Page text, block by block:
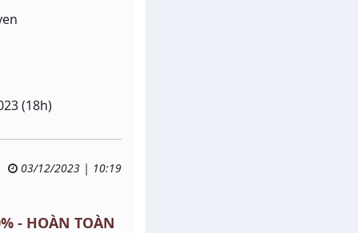
(18h)
03/12/2023 | 10:19
- HOÀN TOÀN